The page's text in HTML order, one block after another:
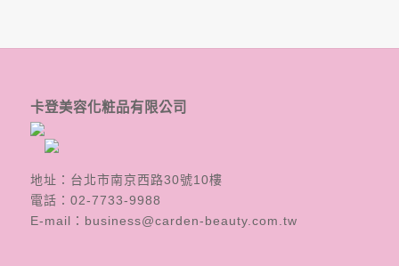
卡登美容化粧品有限公司
地址：台北市南京西路30號10樓
電話： 02-7733-9988
E-mail： business@carden-beauty.com.tw